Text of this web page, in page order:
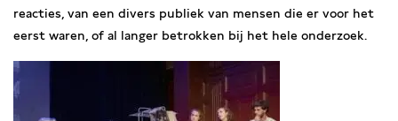
reacties, van een divers publiek van mensen die er voor het
eerst waren, of al langer betrokken bij het hele onderzoek.